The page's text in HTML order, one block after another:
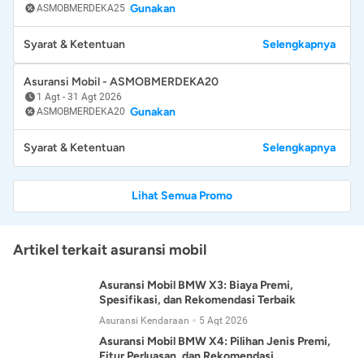
ASMOBMERDEKA25 Gunakan
Syarat & Ketentuan Selengkapnya
Asuransi Mobil - ASMOBMERDEKA20
1 Agt - 31 Agt 2026
ASMOBMERDEKA20 Gunakan
Syarat & Ketentuan Selengkapnya
Lihat Semua Promo
Artikel terkait asuransi mobil
Asuransi Mobil BMW X3: Biaya Premi,
Spesifikasi, dan Rekomendasi Terbaik
Asuransi Kendaraan 5 Agt 2026
Asuransi Mobil BMW X4: Pilihan Jenis Premi,